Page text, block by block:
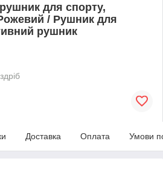
для спорту,
/ Рушник для
рушник
Доставка Оплата Умови